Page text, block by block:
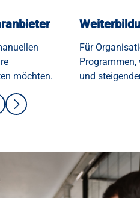
möchten.
Für
Programmen,
und